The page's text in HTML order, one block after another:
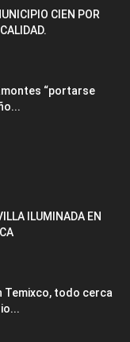
CIEN POR
“portarse
ILUMINADA EN
Temixco, todo cerca